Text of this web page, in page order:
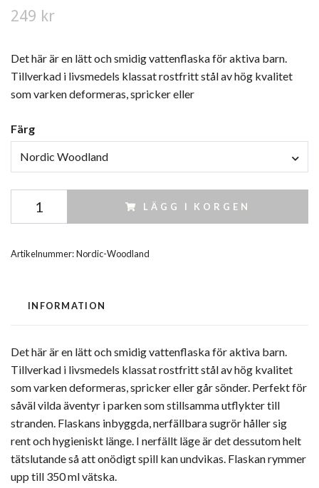
249 kr
Det här är en lätt och smidig vattenflaska för aktiva barn.
Tillverkad i livsmedels klassat rostfritt stål av hög kvalitet
som varken deformeras, spricker eller
Färg
Nordic Woodland
LÄGG I KORGEN
Artikelnummer:Nordic-Woodland
INFORMATION
Det här är en lätt och smidig vattenflaska för aktiva barn.
Tillverkad i livsmedels klassat rostfritt stål av hög kvalitet
som varken deformeras, spricker eller går sönder. Perfekt för
såväl vilda äventyr i parken som stillsamma utflykter till
stranden. Flaskans inbyggda, nerfällbara sugrör håller sig
rent och hygieniskt länge. I nerfällt läge är det dessutom helt
tätslutande så att onödigt spill kan undvikas. Flaskan rymmer
upp till 350 ml vätska.